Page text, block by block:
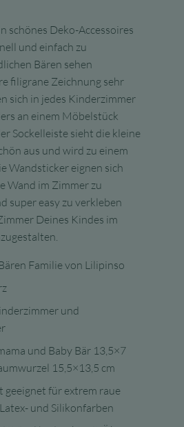
schönes Deko-Accessoires
und einfach zu
Bären sehen
filigrane Zeichnung sehr
sich in jedes Kinderzimmer
an einem Möbelstück
Sockelleiste sieht die kleine
aus und wird zu einem
Wandsticker eignen sich
Wand im Zimmer zu
super easy zu verkleben
Deines Kindes im
Familie von Lilipinso
und
und Baby Bär 13,5×7
15,5×13,5 cm
geeignet für extrem raue
und Silikonfarben